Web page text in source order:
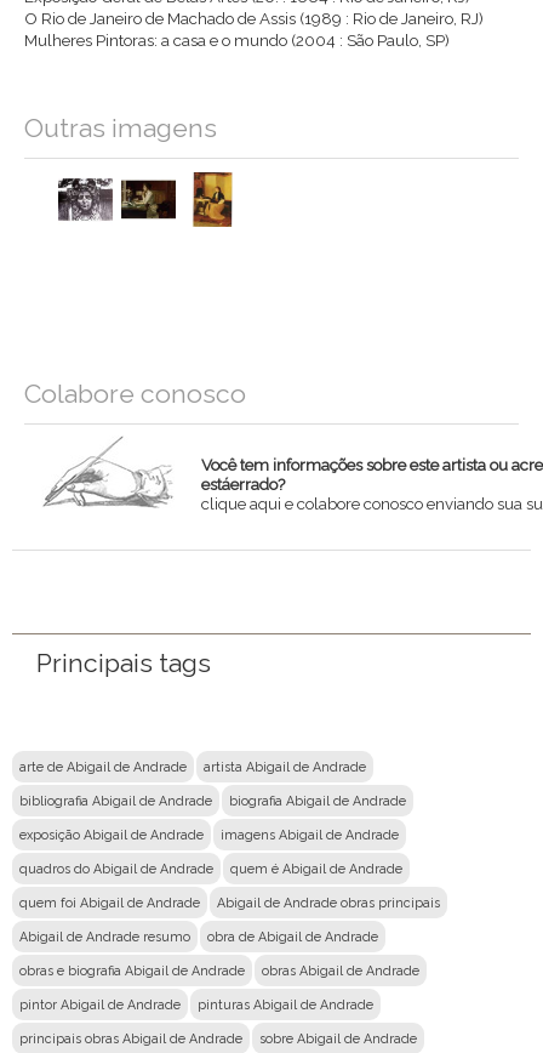
O Rio de Janeiro de Machado de Assis (1989 : Rio de Janeiro, RJ)
Mulheres Pintoras: a casa e o mundo (2004 : São Paulo, SP)
Outras imagens
Colabore conosco
Você tem informações sobre este artista ou
estáerrado?
clique aqui e colabore conosco enviando sua
Principais tags
arte de Abigail de Andrade artista Abigail de Andrade
bibliografia Abigail de Andrade biografia Abigail de Andrade
exposição Abigail de Andrade imagens Abigail de Andrade
quadros do Abigail de Andrade quem é Abigail de Andrade
quem foi Abigail de Andrade Abigail de Andrade obras principais
Abigail de Andrade resumo obra de Abigail de Andrade
obras e biografia Abigail de Andrade obras Abigail de Andrade
pintor Abigail de Andrade pinturas Abigail de Andrade
principais obras Abigail de Andrade sobre Abigail de Andrade